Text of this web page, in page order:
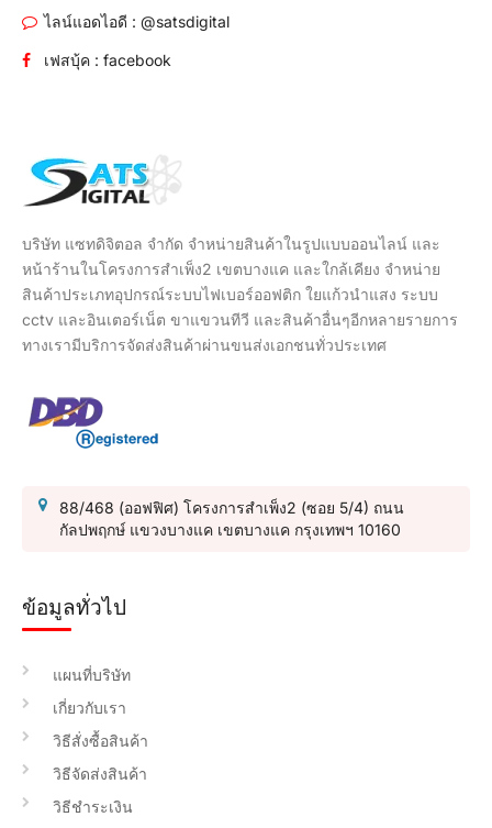
ไลน์แอดไอดี : @satsdigital
เฟสบุ้ค : facebook
บริษัท แซทดิจิตอล จำกัด จำหน่ายสินค้าในรูปแบบออนไลน์ และ
หน้าร้านในโครงการสำเพ็ง2 เขตบางแค และใกล้เคียง จำหน่าย
สินค้าประเภทอุปกรณ์ระบบไฟเบอร์ออฟติก ใยแก้วนำแสง ระบบ
cctv และอินเตอร์เน็ต ขาแขวนทีวี และสินค้าอื่นๆอีกหลายรายการ
ทางเรามีบริการจัดส่งสินค้าผ่านขนส่งเอกชนทั่วประเทศ
88/468 (ออฟฟิศ) โครงการสำเพ็ง2 (ซอย 5/4) ถนน
กัลปพฤกษ์ แขวงบางแค เขตบางแค กรุงเทพฯ 10160
ข้อมูลทั่วไป
แผนที่บริษัท
เกี่ยวกับเรา
วิธีสั่งซื้อสินค้า
วิธีจัดส่งสินค้า
วิธีชำระเงิน